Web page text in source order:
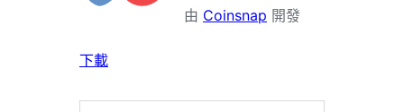
由 Coinsnap 開發
下載